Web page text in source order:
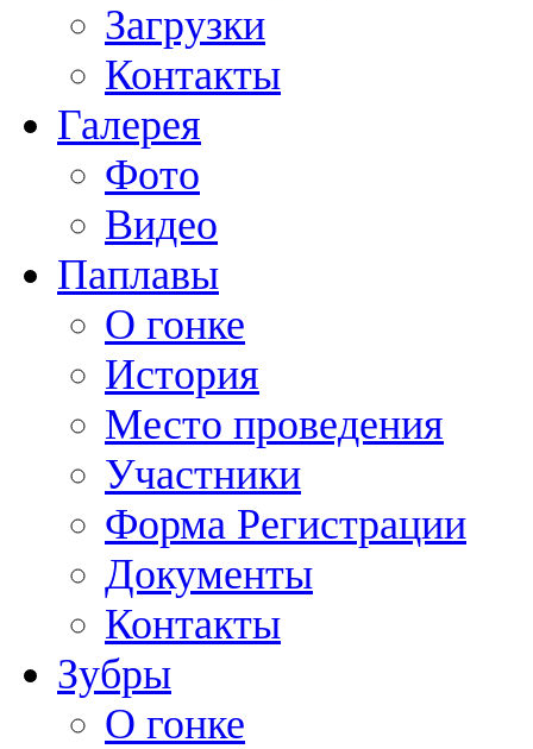
Загрузки
Контакты
Галерея
Фото
Видео
Паплавы
О гонке
История
Место проведения
Участники
Форма Регистрации
Документы
Контакты
Зубры
О гонке